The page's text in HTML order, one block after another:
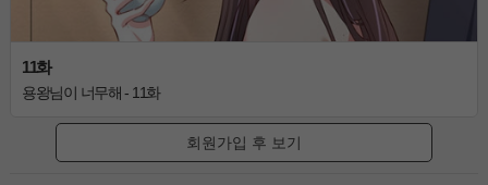
11화
용왕님이 너무해 - 11화
회원가입 후 보기